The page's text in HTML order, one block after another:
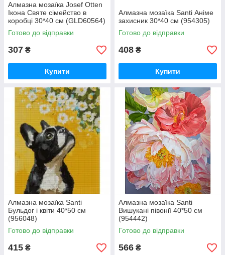
Алмазна мозаїка Josef Otten
Ікона Святе сімейство в
коробці 30*40 см (GLD60564)
Готово до відправки
307 ₴
Купити
Алмазна мозаїка Santi Аніме
захисник 30*40 см (954305)
Готово до відправки
408 ₴
Купити
Алмазна мозаїка Santi
Бульдог і квіти 40*50 см
(956048)
Готово до відправки
415 ₴
Алмазна мозаїка Santi
Вишукані півонії 40*50 см
(954442)
Готово до відправки
566 ₴